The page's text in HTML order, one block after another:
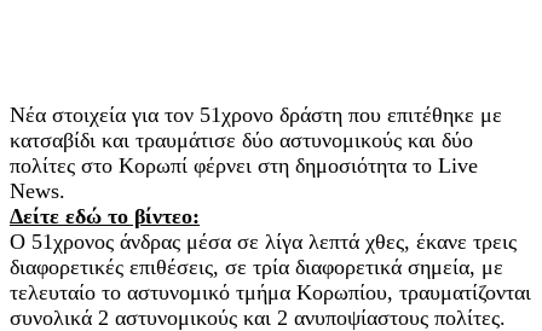
Νέα στοιχεία για τον 51χρονο δράστη που επιτέθηκε με
κατσαβίδι και τραυμάτισε δύο αστυνομικούς και δύο
πολίτες στο Κορωπί φέρνει στη δημοσιότητα το Live
News.
Δείτε εδώ το βίντεο:
Ο 51χρονος άνδρας μέσα σε λίγα λεπτά χθες, έκανε τρεις
διαφορετικές επιθέσεις, σε τρία διαφορετικά σημεία, με
τελευταίο το αστυνομικό τμήμα Κορωπίου, τραυματίζονται
συνολικά 2 αστυνομικούς και 2 ανυποψίαστους πολίτες.